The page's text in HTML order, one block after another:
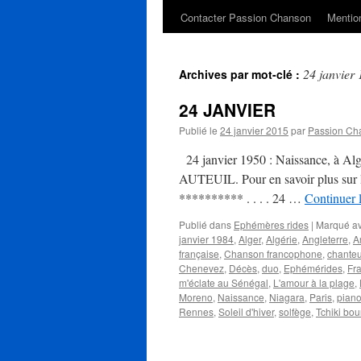
Contacter Passion Chanson
Archives par mot-clé : 24 janvier
24 JANVIER
Publié le 24 janvier 2015 par Passion
24 janvier 1950 : Naissance, à
AUTEUIL. Pour en savoir plus
********** . . . . 24 … Continuer
Publié dans Ephémères rides | Marqué
janvier 1984, Alger, Algérie, Angleterre,
française, Chanson francophone,
Chenevez, Décès, duo, Ephémérides,
m'éclate au Sénégal, L'amour à la plage,
Moreno, Naissance, Niagara, Paris, piano
Rennes, Soleil d'hiver, solfège, Tchiki